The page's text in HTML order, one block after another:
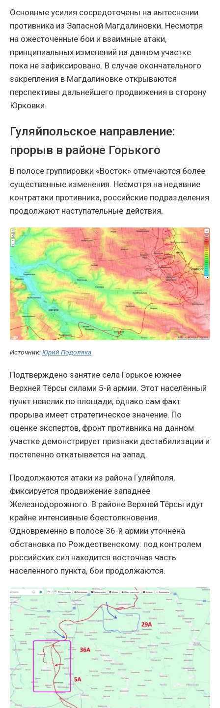
Основные усилия сосредоточены на вытеснении
противника из Запасной Магдалиновки. Несмотря
на ожесточённые бои и взаимные атаки,
принципиальных изменений на данном участке
пока не зафиксировано. В случае окончательного
закрепления в Магдалиновке открываются
перспективы дальнейшего продвижения в сторону
Юрковки.
Гуляйпольское направление:
прорыв в районе Горького
В полосе группировки «Восток» отмечаются более
существенные изменения. Несмотря на недавние
контратаки противника, российские подразделения
продолжают наступательные действия.
Источник:Юрий Подоляка
Подтверждено занятие села Горькое южнее
Верхней Тёрсы силами 5-й армии. Этот населённый
пункт невелик по площади, однако сам факт
прорыва имеет стратегическое значение. По
оценке экспертов, фронт противника на данном
участке демонстрирует признаки дестабилизации и
постепенно откатывается на запад.
Продолжаются атаки из района Гуляйполя,
фиксируется продвижение западнее
Железнодорожного. В районе Верхней Тёрсы идут
крайне интенсивные боестолкновения.
Одновременно в полосе 36-й армии уточнена
обстановка по Рождественскому: под контролем
российских сил находится восточная часть
населённого пункта, бои продолжаются.